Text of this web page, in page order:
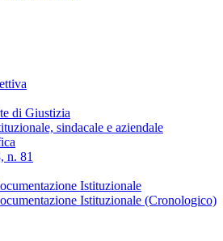
di Giustizia
sindacale e aziendale
n. 81
Istituzionale
Istituzionale (Cronologico)